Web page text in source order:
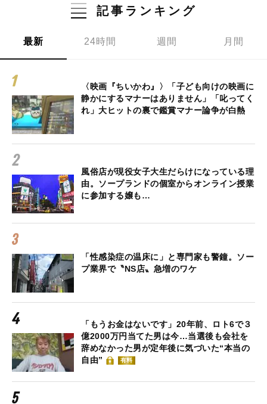
記事ランキング
最新 24時間 週間 月間
〈映画『ちいかわ』〉「子ども向けの映画に
静かにするマナーはありません」「叱ってく
れ」大ヒットの裏で鑑賞マナー論争が白熱
風俗店が現役女子大生だらけになっている理
由。ソープランドの個室からオンライン授業
に参加する嬢も…
「性感染症の温床に」と専門家も警鐘。ソー
プ業界で〝NS店〟急増のワケ
「もうお金はないです」20年前、ロト6で３
億2000万円当てた男は今…当選後も会社を
辞めなかった男が定年後に気づいた“本当の
自由”
有料